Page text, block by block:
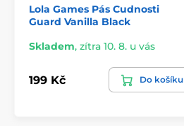
Lola Games Pás Cudnosti
Guard Vanilla Black
Skladem, zítra 10. 8. u vás
199 Kč Do košíku